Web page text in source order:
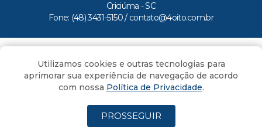
Criciúma - SC
Fone: (48) 3431-5150 / contato@4oito.com.br
Todos os direitos reservados ao Portal 4oito
Utilizamos cookies e outras tecnologias para
aprimorar sua experiência de navegação de acordo
com nossa Política de Privacidade.
PROSSEGUIR